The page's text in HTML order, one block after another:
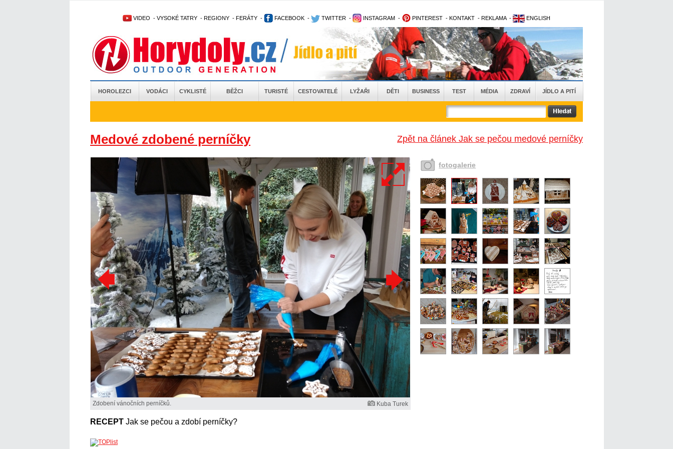
VIDEO - VYSOKÉ TATRY - REGIONY - FERÁTY - FACEBOOK - TWITTER - INSTAGRAM - PINTEREST - KONTAKT - REKLAMA - ENGLISH
HOROLEZCI VODÁCI CYKLISTÉ BĚŽCI TURISTÉ CESTOVATELÉ LYŽAŘI DĚTI BUSINESS TEST MÉDIA ZDRAVÍ JÍDLO A PITÍ
Zpět na článek Jak se pečou medové perníčky
Medové zdobené perníčky
Zdobení vánočních perníčků. Kuba Turek
RECEPT Jak se pečou a zdobí perníčky?
fotogalerie